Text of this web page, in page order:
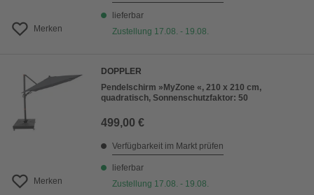
Merken
lieferbar
Zustellung 17.08. - 19.08.
Merken
DOPPLER
Pendelschirm »MyZone «, 210 x 210 cm,
quadratisch, Sonnenschutzfaktor: 50
499,00 €
Verfügbarkeit im Markt prüfen
lieferbar
Zustellung 17.08. - 19.08.